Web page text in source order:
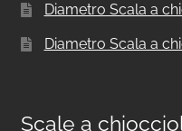
Diametro Scala a
Diametro Scala a
Scale a